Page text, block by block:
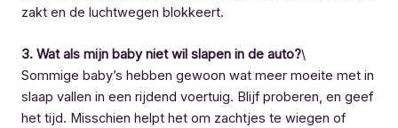
zakt en de luchtwegen blokkeert.
3. Wat als mijn baby niet wil slapen in de auto?\
Sommige baby’s hebben gewoon wat meer moeite met in
slaap vallen in een rijdend voertuig. Blijf proberen, en geef
het tijd. Misschien helpt het om zachtjes te wiegen of